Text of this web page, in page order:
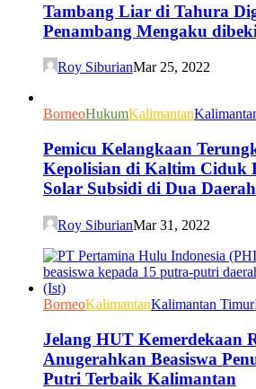
Tambang Liar di Tahura
Penambang Mengaku
Roy SiburianMar 25, 2022
BorneoHukumKalimantan
Pemicu Kelangkaan
Kepolisian di Kaltim Ciduk
Solar Subsidi di Dua Daerah
Roy SiburianMar 31, 2022
BorneoKalimantanKalimantan Timur
Jelang HUT Kemerdekaan
Anugerahkan Beasiswa
Putri Terbaik Kalimantan